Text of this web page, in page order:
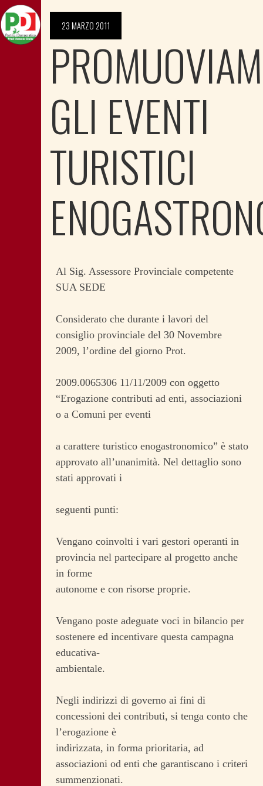
23 MARZO 2011
GLI EVENTI
TURISTICI
Al Sig. Assessore Provinciale competente
SUA SEDE
Considerato che durante i lavori del
consiglio provinciale del 30 Novembre
2009, l’ordine del giorno Prot.
2009.0065306 11/11/2009 con oggetto
“Erogazione contributi ad enti, associazioni
o a Comuni per eventi
a carattere turistico enogastronomico” è stato
approvato all’unanimità. Nel dettaglio sono
stati approvati i
seguenti punti:
Vengano coinvolti i vari gestori operanti in
provincia nel partecipare al progetto anche
in forme
autonome e con risorse proprie.
Vengano poste adeguate voci in bilancio per
sostenere ed incentivare questa campagna
educativa-
ambientale.
Negli indirizzi di governo ai fini di
concessioni dei contributi, si tenga conto che
l’erogazione è
indirizzata, in forma prioritaria, ad
associazioni od enti che garantiscano i criteri
summenzionati.